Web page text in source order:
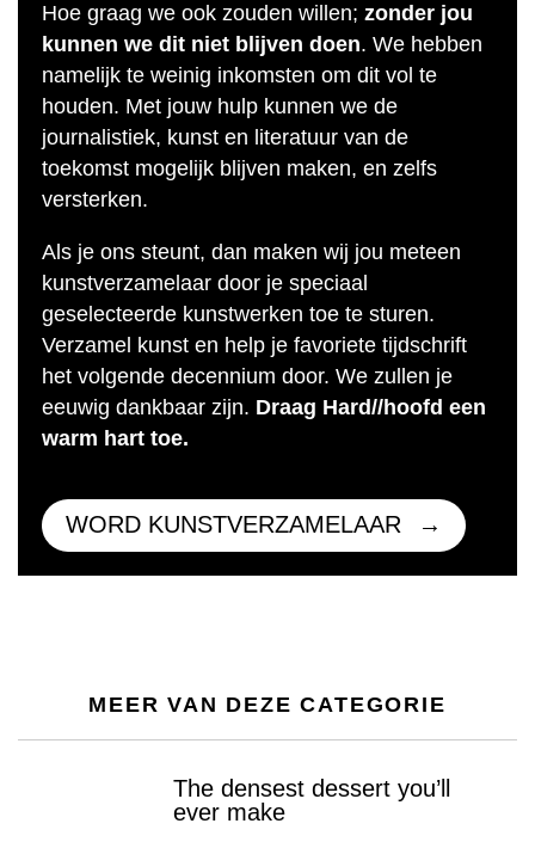
Hoe graag we ook zouden willen; zonder jou
kunnen we dit niet blijven doen. We hebben
namelijk te weinig inkomsten om dit vol te
houden. Met jouw hulp kunnen we de
journalistiek, kunst en literatuur van de
toekomst mogelijk blijven maken, en zelfs
versterken.
Als je ons steunt, dan maken wij jou meteen
kunstverzamelaar door je speciaal
geselecteerde kunstwerken toe te sturen.
Verzamel kunst en help je favoriete tijdschrift
het volgende decennium door. We zullen je
eeuwig dankbaar zijn. Draag Hard//hoofd een
warm hart toe.
WORD KUNSTVERZAMELAAR
MEER VAN DEZE CATEGORIE
The densest dessert you’ll
ever make